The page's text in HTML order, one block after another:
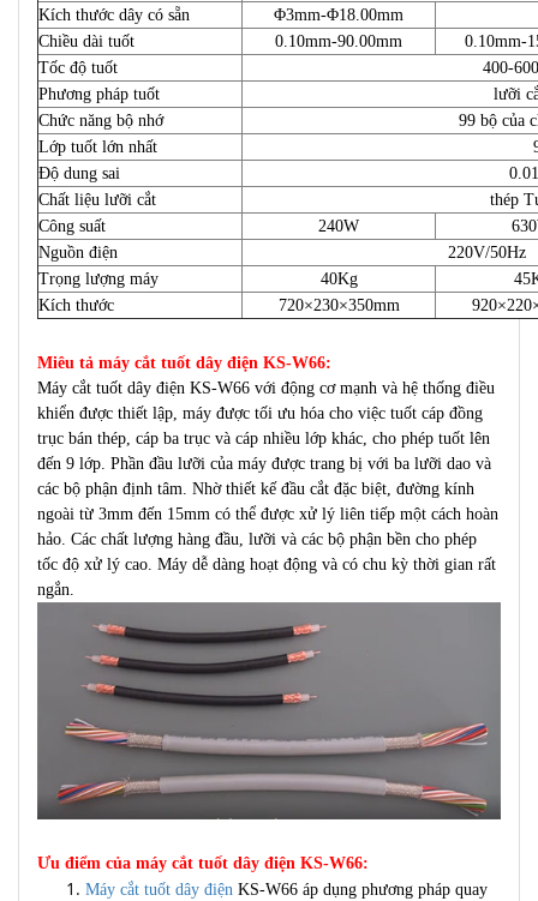
Kích thước dây có sẵn
Φ3mm-Φ18.00mm
Chiều dài tuốt
0.10mm-90.00mm
0.10mm-
Tốc độ tuốt
400-
Phương pháp tuốt
lưỡi
Chức năng bộ nhớ
99 bộ của
Lớp tuốt lớn nhất
Độ dung sai
Chất liệu lưỡi cắt
thép
Công suất
240W
Nguồn điện
220V/50Hz
Trọng lượng máy
40Kg
Kích thước
720×230×350mm
Miêu tả máy cắt tuốt dây điện KS-W66:
Máy cắt tuốt dây điện KS-W66 với động cơ mạnh và hệ thống điều
khiển được thiết lập, máy được tối ưu hóa cho việc tuốt cáp đồng
trục bán thép, cáp ba trục và cáp nhiều lớp khác, cho phép tuốt lên
đến 9 lớp. Phần đầu lưỡi của máy được trang bị với ba lưỡi dao và
các bộ phận định tâm. Nhờ thiết kế đầu cắt đặc biệt, đường kính
ngoài từ 3mm đến 15mm có thể được xử lý liên tiếp một cách hoàn
hảo. Các chất lượng hàng đầu, lưỡi và các bộ phận bền cho phép
tốc độ xử lý cao. Máy dễ dàng hoạt động và có chu kỳ thời gian rất
ngắn.
Ưu điểm của máy cắt tuốt dây điện KS-W66:
Máy cắt tuốt dây điện KS-W66 áp dụng phương pháp quay